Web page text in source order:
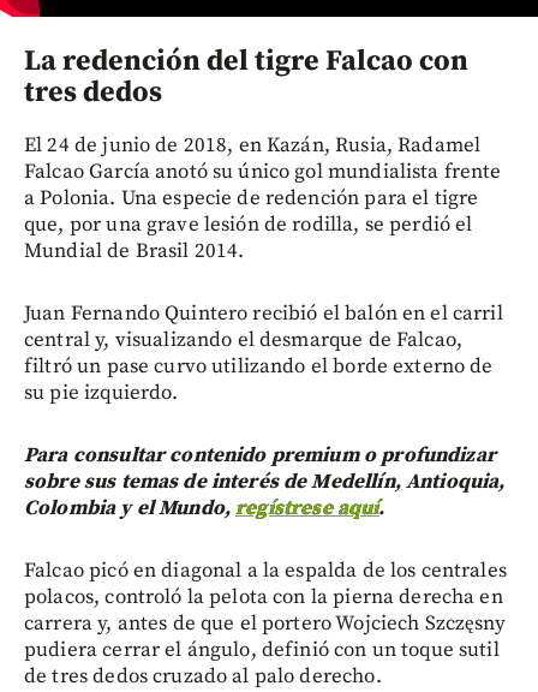
La redención del tigre Falcao con
tres dedos
El 24 de junio de 2018, en Kazán, Rusia, Radamel
Falcao García anotó su único gol mundialista frente
a Polonia. Una especie de redención para el tigre
que, por una grave lesión de rodilla, se perdió el
Mundial de Brasil 2014.
Juan Fernando Quintero recibió el balón en el carril
central y, visualizando el desmarque de Falcao,
filtró un pase curvo utilizando el borde externo de
su pie izquierdo.
Para consultar contenido premium o profundizar
sobre sus temas de interés de Medellín, Antioquia,
Colombia y el Mundo,regístrese aquí.
Falcao picó en diagonal a la espalda de los centrales
polacos, controló la pelota con la pierna derecha en
carrera y, antes de que el portero Wojciech Szczęsny
pudiera cerrar el ángulo, definió con un toque sutil
de tres dedos cruzado al palo derecho.